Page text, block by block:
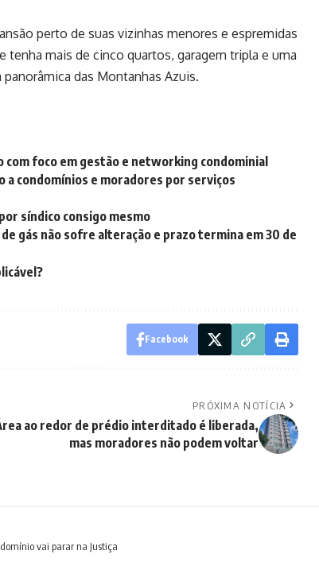
perto de suas vizinhas menores e espremidas
mais de cinco quartos, garagem tripla e uma
das Montanhas Azuis.
com foco em gestão e networking condominial
a condomínios e moradores por serviços
síndico consigo mesmo
gás não sofre alteração e prazo termina em 30 de
Facebook
PRÓXIMA NOTÍCIA
ao redor de prédio interditado é liberada,
mas moradores não podem voltar
vai parar na Justiça